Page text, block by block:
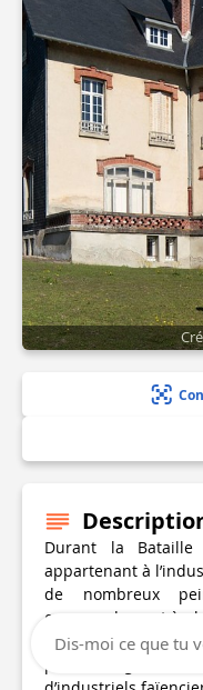
Durant la
appartenant à
de nombreux
commandement à
La villa la
poète Eugène
Dis-moi ce que tu